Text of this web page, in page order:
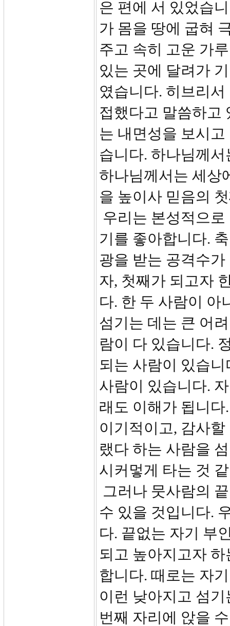
은 편에 서 있었습
가 몸을 땅에 굽혀
주고 속히 고운 가
있는 곳에 달려가
였습니다. 히브리
접했다고 말씀하고
는 내면성을 보시
습니다. 하나님께
하나님께서는 세상
을 높이사 믿음의
우리는 본성적으
기를 좋아합니다.
광을 받는 공격수
자, 첫째가 되고자
다. 한 두 사람이 아
섬기는 데는 큰 어
람이 다 있습니다.
되는 사람이 있습니
사람이 있습니다.
래도 이해가 됩니
이기적이고, 감사
랬다 하는 사람을
시커멓게 타는 것
그러나 뭇사람의
수 있을 것입니다.
다. 끝없는 자기 부
되고 높아지고자
합니다. 때로는 자
이런 낮아지고 섬
번째 자리에 앉을